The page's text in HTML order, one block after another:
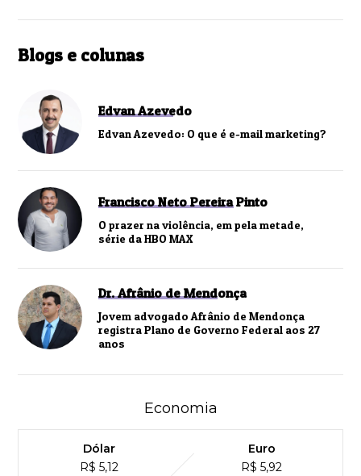
Blogs e colunas
Edvan Azevedo
Edvan Azevedo: O que é e-mail marketing?
Francisco Neto Pereira Pinto
O prazer na violência, em pela metade,
série da HBO MAX
Dr. Afrânio de Mendonça
Jovem advogado Afrânio de Mendonça
registra Plano de Governo Federal aos 27
anos
Economia
Dólar
R$ 5,12
Euro
R$ 5,92